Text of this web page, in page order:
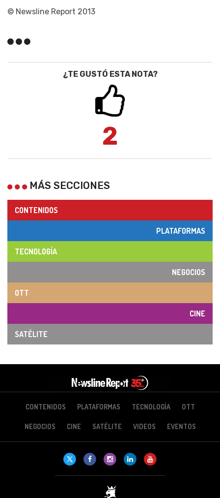
© Newsline Report 2013
¿TE GUSTÓ ESTA NOTA?
2
MÁS SECCIONES
CONTENIDOS
PLATAFORMAS
TECNOLOGÍA
NEGOCIOS
OTT
CINE
SATÉLITE
CONTENIDOS PLATAFORMAS TECNOLOGÍA OTT
NEGOCIOS CINE SATÉLITE VIDEOS EVENTOS